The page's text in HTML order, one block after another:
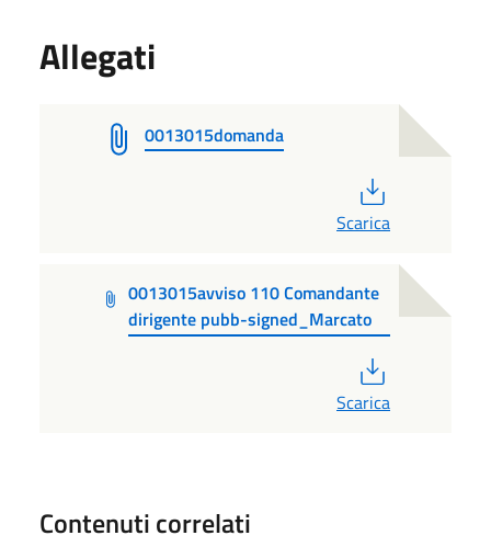
Allegati
0013015domanda
Scarica
0013015avviso 110 Comandante
dirigente pubb-signed_Marcato
Scarica
Contenuti correlati